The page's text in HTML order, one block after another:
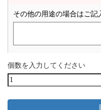
その他の用途の場合はご記
個数を入力してください